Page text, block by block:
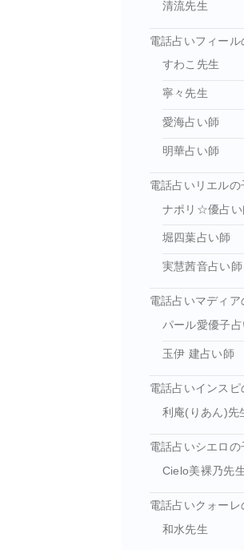
清流先生
電話占いフィー
すわこ先生
寧々先生
愛海占い師
明華占い師
電話占いリエル
ナポリ☆優占い
堀四葉占い師
実慧茜音占い師
電話占いマディ
パール愛優子占
玉伊 建占い師
電話占いインス
利庵(りあん)先
電話占いシエロ
Cielo美裸乃先
電話占いクォー
和水先生